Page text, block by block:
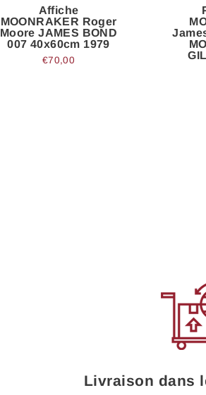
Affiche
MOONRAKER Roger
Moore JAMES BOND
007 40x60cm 1979
€70,00
Livraison dans